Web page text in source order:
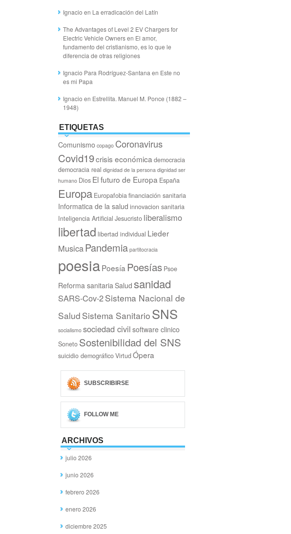
Ignacio en La erradicación del Latín
The Advantages of Level 2 EV Chargers for
Electric Vehicle Ownersen El amor,
fundamento del cristianismo, es lo que le
diferencia de otras religiones
Ignacio Para Rodríguez-Santana en Este no
es mi Papa
Ignacio en Estrellita. Manuel M. Ponce (1882 –
1948)
ETIQUETAS
Comunismo copago Coronavirus
Covid19crisis económica democracia
democracia real dignidad de la persona dignidad ser
humano Dios El futuro de Europa España
Europa Europafobiafinanciación sanitaria
Informatica de la salud innovacion sanitaria
Inteligencia Artificial Jesucristo liberalismo
libertad libertad individual Lieder
MusicaPandemia partitocracia
poesiaPoesía Poesías Psoe
Reforma sanitariaSalud sanidad
SARS-Cov-2Sistema Nacional de
Salud Sistema Sanitario SNS
socialismo sociedad civil software clinico
Soneto Sostenibilidad del SNS
suicidio demográficoVirtudÓpera
SUBSCRIBIRSE
FOLLOW ME
ARCHIVOS
julio 2026
junio 2026
febrero 2026
enero 2026
diciembre 2025